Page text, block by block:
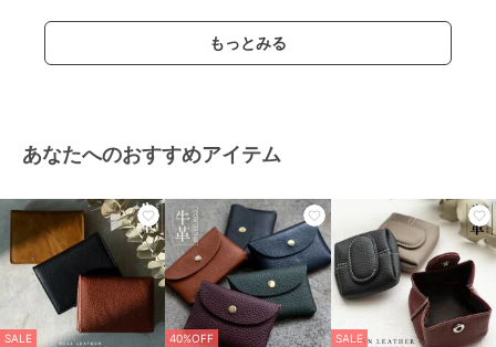
もっとみる
あなたへのおすすめアイテム
SALE
40%OFF
SALE